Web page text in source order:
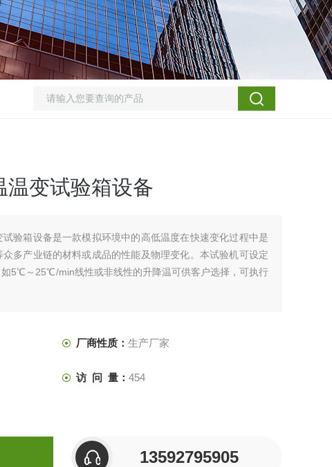
温变试验箱设备
验箱设备是一款模拟环境中的高低温度在快速变化过程中是
多产业链的材料或成品的性能及物理变化。本试验机可设定
5℃～25℃/min线性或非线性的升降温可供客户选择，可执行
厂商性质： 生产厂家
访 问 量： 454
13592795905